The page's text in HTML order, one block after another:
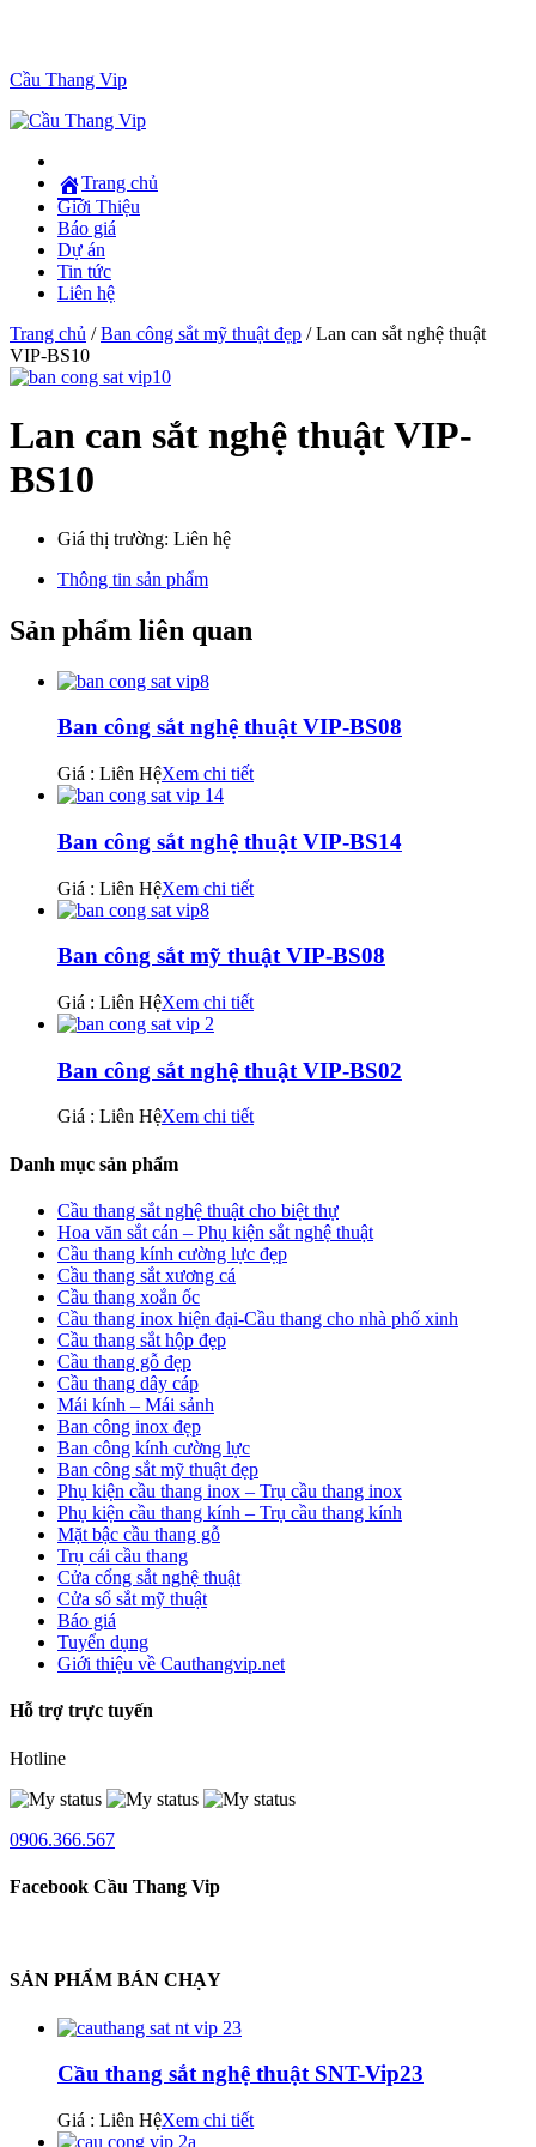
Cầu Thang Vip
Trang chủ
Giới Thiệu
Báo giá
Dự án
Tin tức
Liên hệ
Trang chủ /Ban công sắt mỹ thuật đẹp / Lan can sắt nghệ thuật
VIP-BS10
Lan can sắt nghệ thuật VIP-
BS10
Giá thị trường: Liên hệ
Thông tin sản phẩm
Sản phẩm liên quan
Ban công sắt nghệ thuật VIP-BS08
Giá : Liên HệXem chi tiết
Ban công sắt nghệ thuật VIP-BS14
Giá : Liên HệXem chi tiết
Ban công sắt mỹ thuật VIP-BS08
Giá : Liên HệXem chi tiết
Ban công sắt nghệ thuật VIP-BS02
Giá : Liên HệXem chi tiết
Danh mục sản phẩm
Cầu thang sắt nghệ thuật cho biệt thự
Hoa văn sắt cán – Phụ kiện sắt nghệ thuật
Cầu thang kính cường lực đẹp
Cầu thang sắt xương cá
Cầu thang xoắn ốc
Cầu thang inox hiện đại-Cầu thang cho nhà phố xinh
Cầu thang sắt hộp đẹp
Cầu thang gỗ đẹp
Cầu thang dây cáp
Mái kính – Mái sảnh
Ban công inox đẹp
Ban công kính cường lực
Ban công sắt mỹ thuật đẹp
Phụ kiện cầu thang inox – Trụ cầu thang inox
Phụ kiện cầu thang kính – Trụ cầu thang kính
Mặt bậc cầu thang gỗ
Trụ cái cầu thang
Cửa cổng sắt nghệ thuật
Cửa sổ sắt mỹ thuật
Báo giá
Tuyển dụng
Giới thiệu về Cauthangvip.net
Hỗ trợ trực tuyến
Hotline
0906.366.567
Facebook Cầu Thang Vip
SẢN PHẨM BÁN CHẠY
Cầu thang sắt nghệ thuật SNT-Vip23
Giá : Liên HệXem chi tiết